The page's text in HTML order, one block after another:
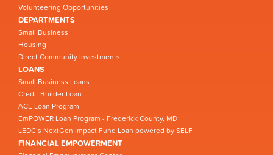
Volunteering Opportunities
DEPARTMENTS
Small Business
Housing
Direct Community Investments
LOANS
Small Business Loans
Credit Builder Loan
ACE Loan Program
EmPOWER Loan Program - Frederick County, MD
LEDC’s NextGen Impact Fund Loan powered by SELF
FINANCIAL EMPOWERMENT